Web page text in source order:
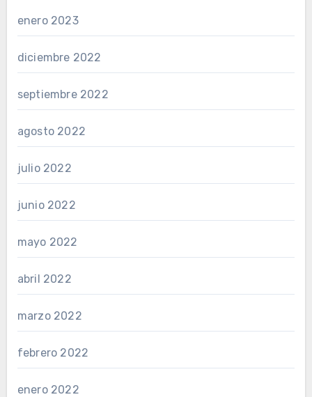
enero 2023
diciembre 2022
septiembre 2022
agosto 2022
julio 2022
junio 2022
mayo 2022
abril 2022
marzo 2022
febrero 2022
enero 2022